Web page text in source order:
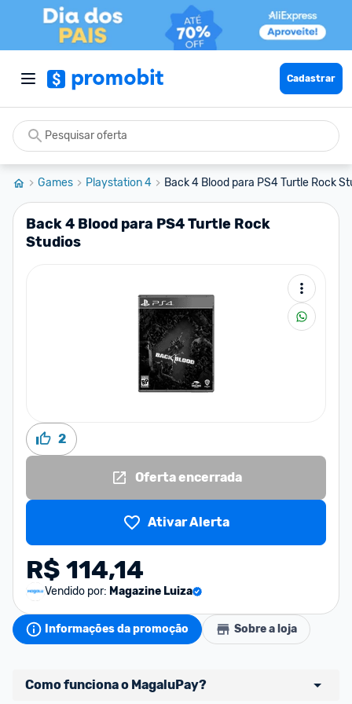
Cadastrar
Games Playstation 4 Back 4 Blood para PS4 Turtle Rock
Back 4 Blood para PS4 Turtle Rock
Studios
2
Oferta encerrada
Ativar Alerta
R$ 114,14
Vendido por: Magazine Luiza
Informações da promoção Sobre a loja
Como funciona o MagaluPay?